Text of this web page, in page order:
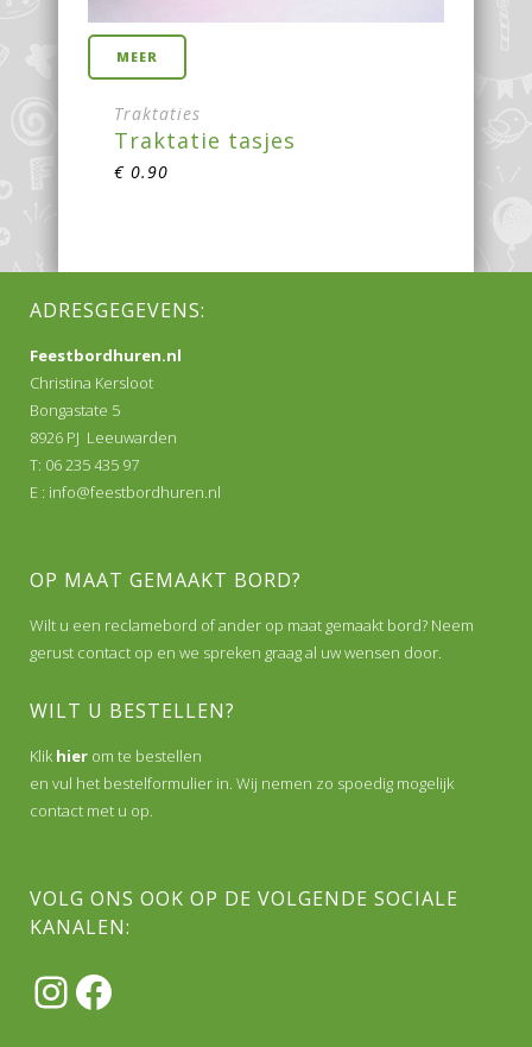
MEER
Traktaties
Traktatie tasjes
€ 0.90
ADRESGEGEVENS:
Feestbordhuren.nl
Christina Kersloot
Bongastate 5
8926 PJ Leeuwarden
T: 06 235 435 97
E : info@feestbordhuren.nl
OP MAAT GEMAAKT BORD?
Wilt u een reclamebord of ander op maat gemaakt bord? Neem
gerust contact op en we spreken graag al uw wensen door.
WILT U BESTELLEN?
Klik hier om te bestellen
en vul het bestelformulier in. Wij nemen zo spoedig mogelijk
contact met u op.
VOLG ONS OOK OP DE VOLGENDE SOCIALE
KANALEN:
Instagram
Facebook